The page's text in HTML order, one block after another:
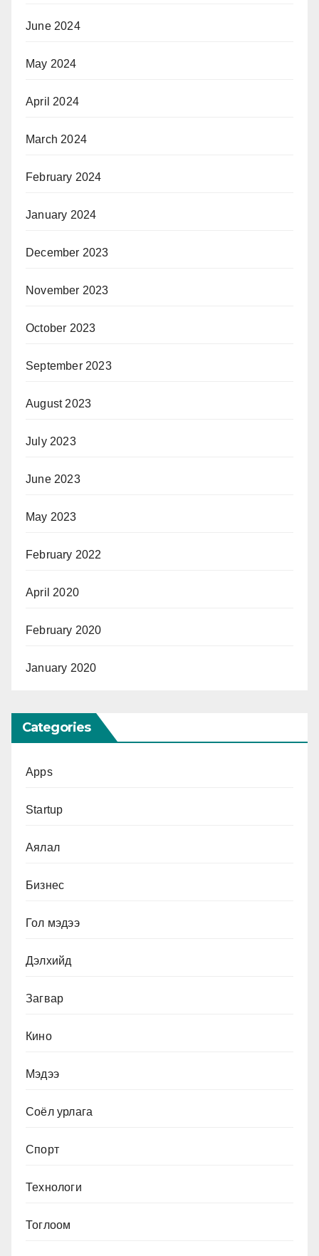
June 2024
May 2024
April 2024
March 2024
February 2024
January 2024
December 2023
November 2023
October 2023
September 2023
August 2023
July 2023
June 2023
May 2023
February 2022
April 2020
February 2020
January 2020
Categories
Apps
Startup
Аялал
Бизнес
Гол мэдээ
Дэлхийд
Загвар
Кино
Мэдээ
Соёл урлага
Спорт
Технологи
Тоглоом